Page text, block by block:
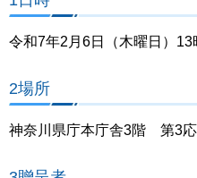
令和7年2月6日（木曜日）
2場所
神奈川県庁本庁舎3階 第3